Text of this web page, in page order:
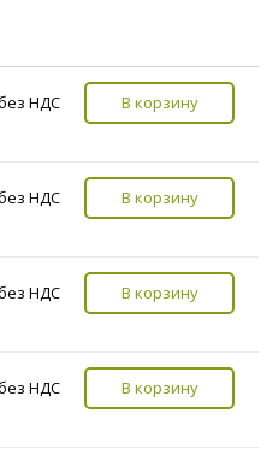
НДС В корзину
НДС В корзину
НДС В корзину
НДС В корзину